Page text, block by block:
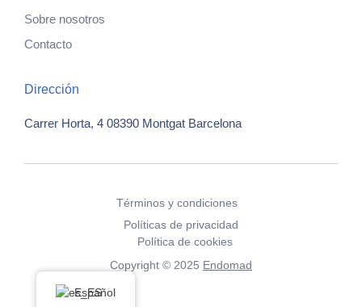
Sobre nosotros
Contacto
Dirección
Carrer Horta, 4 08390 Montgat Barcelona
Copyright © 2025 Endomad
Términos y condiciones
Políticas de privacidad
Política de cookies
Español